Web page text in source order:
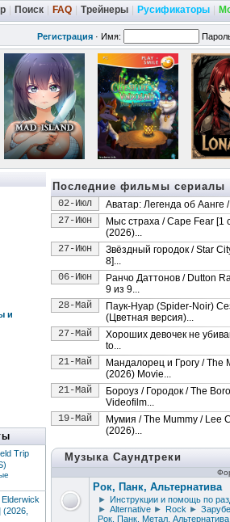
Поиск FAQ Трейнеры Русификаторы
Регистрация · Имя:
и
Trip
Последние фильмы сериалы
02-Июл
Аватар: Легенда об Аанге
27-Июн
Мыс страха / Cape Fear [1
(2026)...
27-Июн
Звёздный городок / Star
8]...
06-Июн
Ранчо Даттонов / Dutton
9 из 9...
28-Май
Паук-Нуар (Spider-Noir)
(Цветная версия)...
27-Май
Хороших девочек не
to...
21-Май
Мандалорец и Грогу / The
(2026) Movie...
21-Май
Бороуз / Городок / The
Videofilm...
19-Май
Мумия / The Mummy / Lee
(2026)...
Музыка Саундтреки
Рок, Панк, Альтернатива
► Инструкции и помощь по
► Alternative ► Rock ►
Рок, Панк, Метал, Альтернатива